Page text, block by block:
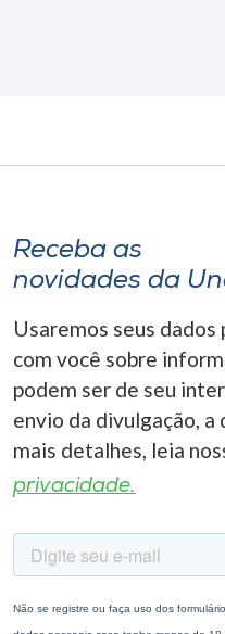
Receba as
novidades da
Usaremos seus
com você sobre
podem ser de seu
envio da divulgação,
mais detalhes, leia
privacidade.